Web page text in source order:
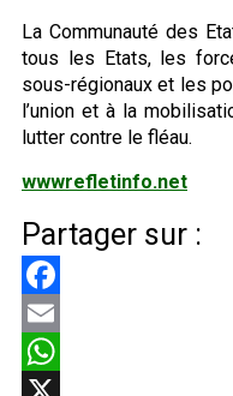
La Communauté des
tous les Etats, les
sous-régionaux et les
l’union et à la
lutter contre le fléau.
wwwrefletinfo.net
Partager sur :
Facebook
Email
WhatsApp